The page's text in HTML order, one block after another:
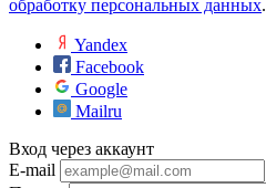
обработку персональных данных.
Yandex
Facebook
Google
Mailru
Вход через аккаунт
E-mail